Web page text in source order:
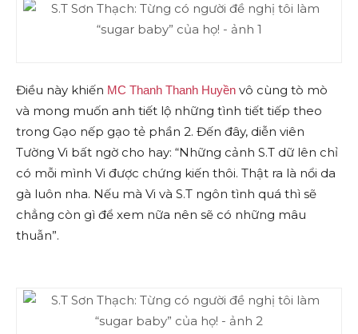
Điều này khiến MC Thanh Thanh Huyền vô cùng tò mò
và mong muốn anh tiết lộ những tình tiết tiếp theo
trong Gạo nếp gạo tẻ phần 2. Đến đây, diễn viên
Tường Vi bất ngờ cho hay: “Những cảnh S.T dữ lên chỉ
có mỗi mình Vi được chứng kiến thôi. Thật ra là nổi da
gà luôn nha. Nếu mà Vi và S.T ngôn tình quá thì sẽ
chẳng còn gì để xem nữa nên sẽ có những mâu
thuẫn”.